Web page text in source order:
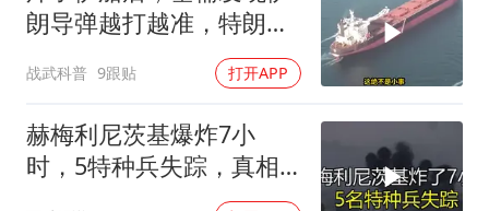
朗导弹越打越准，特朗普
战武科普 9跟贴 打开APP
赫梅利尼茨基爆炸7小
时，5特种兵失踪，真相